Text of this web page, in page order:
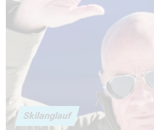
Skilanglauf